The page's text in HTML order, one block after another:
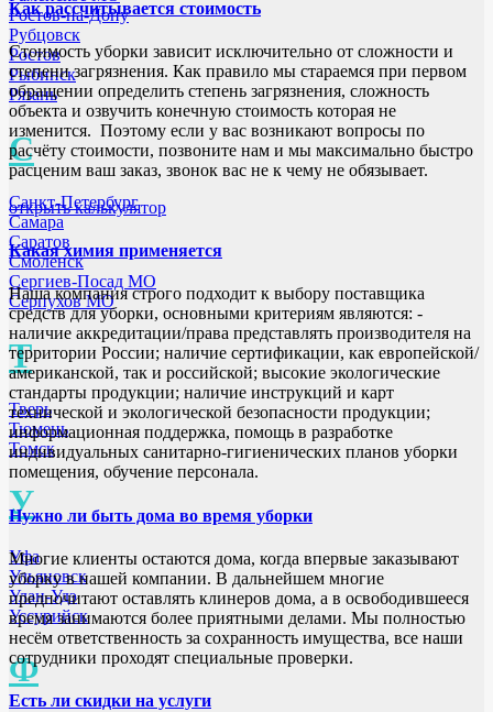
Ростов-на-Дону
Рубцовск
Ростов
Рыбинск
Рязань
С
Санкт-Петербург
Самара
Саратов
Смоленск
Сергиев-Посад МО
Серпухов МО
Т
Тверь
Тюмень
Томск
У
Уфа
Ульяновск
Улан-Удэ
Уссурийск
Ф
Как рассчитывается стоимость
Стоимость уборки зависит исключительно от сложности и
степени загрязнения. Как правило мы стараемся при первом
обращении определить степень загрязнения, сложность
объекта и озвучить конечную стоимость которая не
изменится. Поэтому если у вас возникают вопросы по
расчёту стоимости, позвоните нам и мы максимально быстро
расценим ваш заказ, звонок вас не к чему не обязывает.
открыть калькулятор
Какая химия применяется
Наша компания строго подходит к выбору поставщика
средств для уборки, основными критериям являются: -
наличие аккредитации/права представлять производителя на
территории России; наличие сертификации, как европейской/
американской, так и российской; высокие экологические
стандарты продукции; наличие инструкций и карт
технической и экологической безопасности продукции;
информационная поддержка, помощь в разработке
индивидуальных санитарно-гигиенических планов уборки
помещения, обучение персонала.
Нужно ли быть дома во время уборки
Многие клиенты остаются дома, когда впервые заказывают
уборку в нашей компании. В дальнейшем многие
предпочитают оставлять клинеров дома, а в освободившееся
время занимаются более приятными делами. Мы полностью
несём ответственность за сохранность имущества, все наши
сотрудники проходят специальные проверки.
Есть ли скидки на услуги